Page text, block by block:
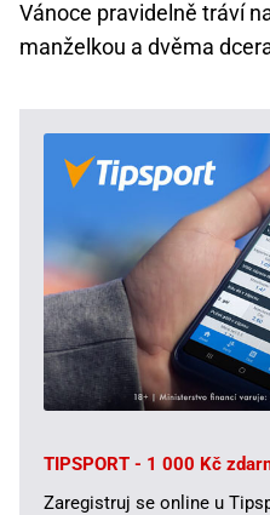
Vánoce pravidelně tráví
manželkou a dvěma
TIPSPORT - 1 000 Kč
Zaregistruj se online u